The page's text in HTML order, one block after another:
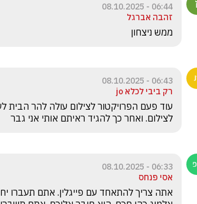
06:44 - 08.10.2025
זהבה אברגל
ממש ניצחון
06:43 - 08.10.2025
רק ביבי לכלא jo
לצילום. ואחר כך להגיד ראיתם אותי אני גבר
06:33 - 08.10.2025
אסי פנחס